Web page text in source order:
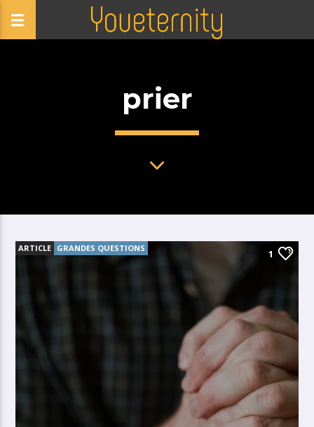
prier
ARTICLE GRANDES QUESTIONS 1